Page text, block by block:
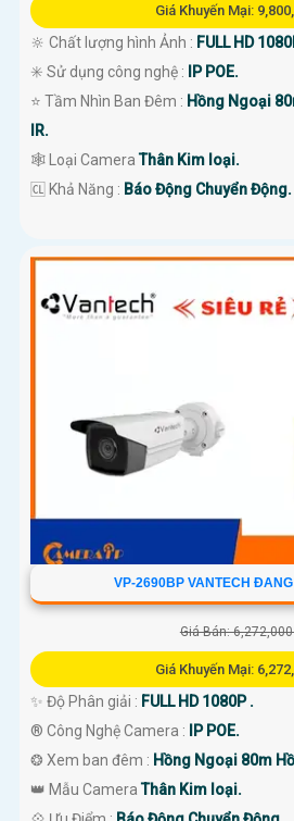
Giá Khuyến Mại:
🔆 Chất lượng hình Ảnh : FULL HD
✳️ Sử dụng công nghệ :
IP POE.
⭐ Tầm Nhìn Ban Đêm : Hồng Ngoại
IR.
🕸️ Loại CameraThân Kim loại.
️🆑 Khả Năng : Báo Động Chuyển Động.
VP-2690BP VANTECH
Giá Bán:
Giá Khuyến Mại:
✨ Độ Phân giải : FULL HD 1080P .
®️ Công Nghệ Camera :
IP POE.
❂ Xem ban đêm : Hồng Ngoại 80m
👑 Mẫu CameraThân Kim loại.